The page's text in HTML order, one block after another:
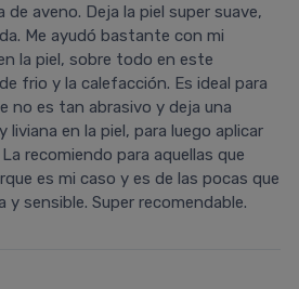
de aveno. Deja la piel super suave,
Me ayudó bastante con mi
la piel, sobre todo en este
frio y la calefacción. Es ideal para
no es tan abrasivo y deja una
liviana en la piel, para luego aplicar
recomiendo para aquellas que
es mi caso y es de las pocas que
y sensible. Super recomendable.